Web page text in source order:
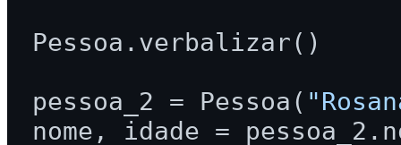
Pessoa.verbalizar()
pessoa_2 = Pessoa(